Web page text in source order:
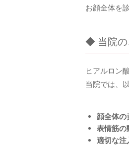
お顔全体を
◆ 当院の
ヒアルロン
当院では、
顔全体の
表情筋の
適切な注